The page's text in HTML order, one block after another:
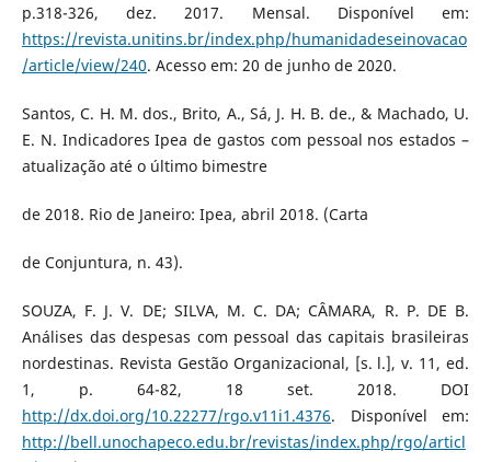
p.318-326, dez. 2017. Mensal. Disponível em:
https://revista.unitins.br/index.php/humanidadeseinovacao
/article/view/240. Acesso em: 20 de junho de 2020.
Santos, C. H. M. dos., Brito, A., Sá, J. H. B. de., & Machado, U.
E. N. Indicadores Ipea de gastos com pessoal nos estados –
atualização até o último bimestre
de 2018. Rio de Janeiro: Ipea, abril 2018. (Carta
de Conjuntura, n. 43).
SOUZA, F. J. V. DE; SILVA, M. C. DA; CÂMARA, R. P. DE B.
Análises das despesas com pessoal das capitais brasileiras
nordestinas. Revista Gestão Organizacional, [s. l.], v. 11, ed.
1, p. 64-82, 18 set. 2018. DOI
http://dx.doi.org/10.22277/rgo.v11i1.4376. Disponível em:
http://bell.unochapeco.edu.br/revistas/index.php/rgo/articl